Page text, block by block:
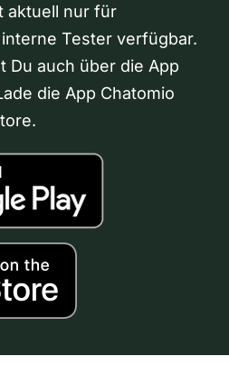
aktuell nur für
Tester verfügbar.
Du auch über die App
die App Chatomio